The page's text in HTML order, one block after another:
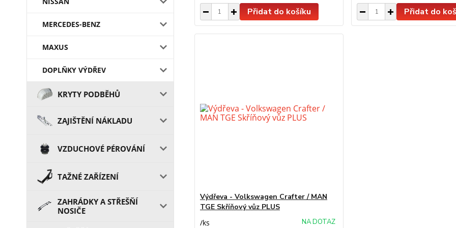
MERCEDES-BENZ
MAXUS
DOPLŇKY VÝDŘEV
KRYTY PODBĚHŮ
ZAJIŠTĚNÍ NÁKLADU
VZDUCHOVÉ PÉROVÁNÍ
TAŽNÉ ZAŘÍZENÍ
ZAHRÁDKY A STŘEŠŇÍ
NOSIČE
Přidat do košíku Přidat do
Výdřeva - Volkswagen Crafter / MAN
TGE Skříňový vůz PLUS
/ks NA DOTAZ